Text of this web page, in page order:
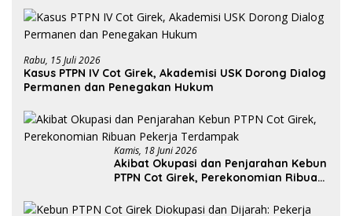
Rabu, 15 Juli 2026
Kasus PTPN IV Cot Girek, Akademisi USK Dorong Dialog
Permanen dan Penegakan Hukum
Kamis, 18 Juni 2026
Akibat Okupasi dan Penjarahan Kebun
PTPN Cot Girek, Perekonomian Ribuan